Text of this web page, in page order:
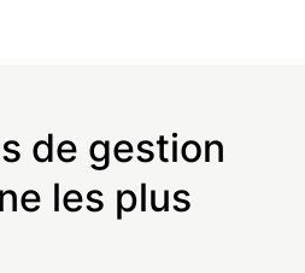
de gestion
les plus